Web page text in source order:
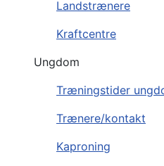
Landstrænere
Kraftcentre
Ungdom
Træningstider
Trænere/kontakt
Kaproning